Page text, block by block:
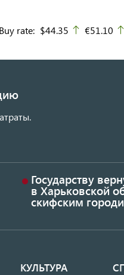
Buy rate: $44.35 up
€51.10
Государству
в Харьковской
скифским
КУЛЬТУРА